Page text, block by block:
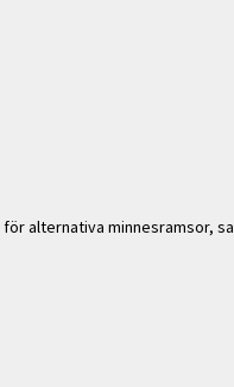
för alternativa minnesramsor,